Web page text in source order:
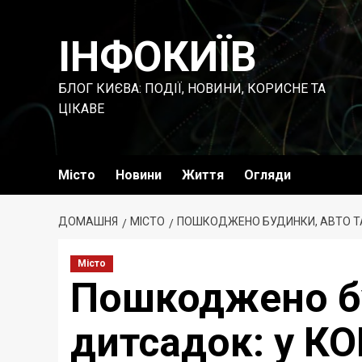
ІНФОКИЇВ
БЛОГ КИЄВА: ПОДІЇ, НОВИНИ, КОРИСНЕ ТА
ЦІКАВЕ
Місто Новини Життя Огляди
ДОМАШНЯ МІСТО ПОШКОДЖЕНО БУДИНКИ, АВТО
Місто
Пошкоджено
дитсадок: у